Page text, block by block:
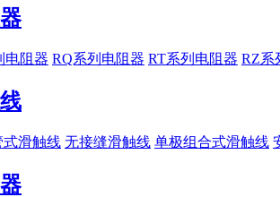
电阻器 RQ系列电阻器 RT系列电阻器 RZ系
式滑触线 无接缝滑触线 单极组合式滑触线